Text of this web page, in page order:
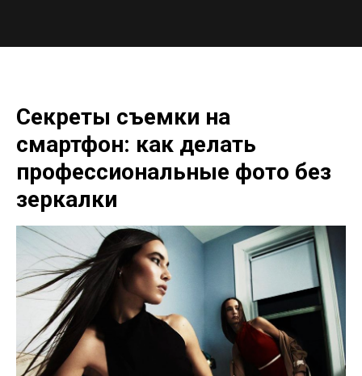
Секреты съемки на
смартфон: как делать
профессиональные фото без
зеркалки